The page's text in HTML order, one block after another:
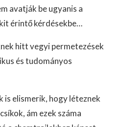
avatják be ugyanis a
érintő kérdésekbe…
hitt vegyi permetezések
és tudományos
is elismerik, hogy léteznek
ám ezek száma